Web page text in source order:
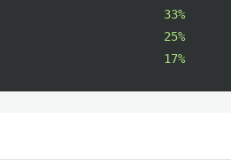
33%
25%
17%